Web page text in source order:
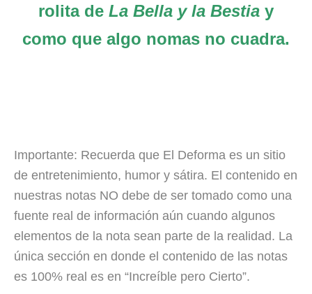
rolita de La Bella y la Bestia y
como que algo nomas no cuadra.
Importante: Recuerda que El Deforma es un sitio
de entretenimiento, humor y sátira. El contenido en
nuestras notas NO debe de ser tomado como una
fuente real de información aún cuando algunos
elementos de la nota sean parte de la realidad. La
única sección en donde el contenido de las notas
es 100% real es en “Increíble pero Cierto”.